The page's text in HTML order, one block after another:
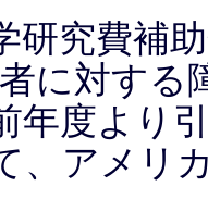
研究費補
に対する
年度より
、アメリ